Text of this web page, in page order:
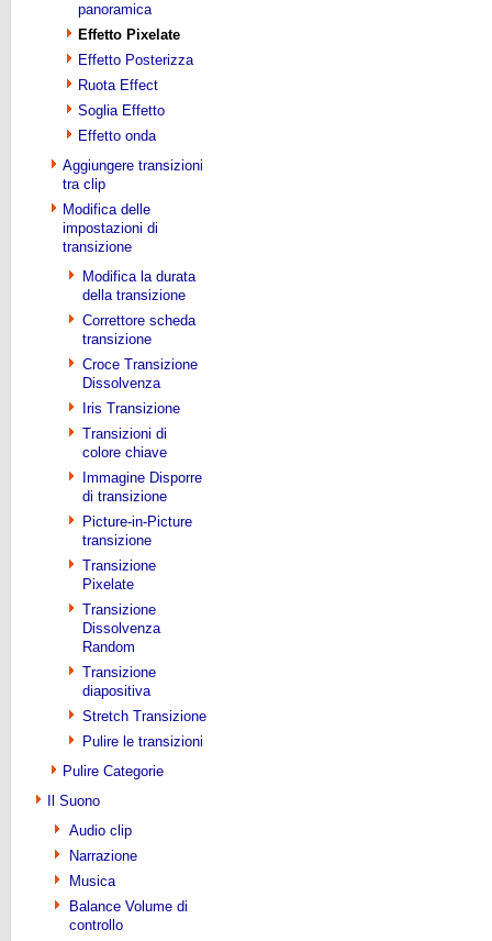
panoramica
Effetto Pixelate
Effetto Posterizza
Ruota Effect
Soglia Effetto
Effetto onda
Aggiungere transizioni
tra clip
Modifica delle
impostazioni di
transizione
Modifica la durata
della transizione
Correttore scheda
transizione
Croce Transizione
Dissolvenza
Iris Transizione
Transizioni di
colore chiave
Immagine Disporre
di transizione
Picture-in-Picture
transizione
Transizione
Pixelate
Transizione
Dissolvenza
Random
Transizione
diapositiva
Stretch Transizione
Pulire le transizioni
Pulire Categorie
Il Suono
Audio clip
Narrazione
Musica
Balance Volume di
controllo